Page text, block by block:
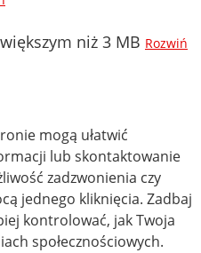
niż 3 MB Rozwiń
mogą ułatwić
lub skontaktowanie
zadzwonienia czy
jednego kliknięcia. Zadbaj
kontrolować, jak Twoja
społecznościowych.